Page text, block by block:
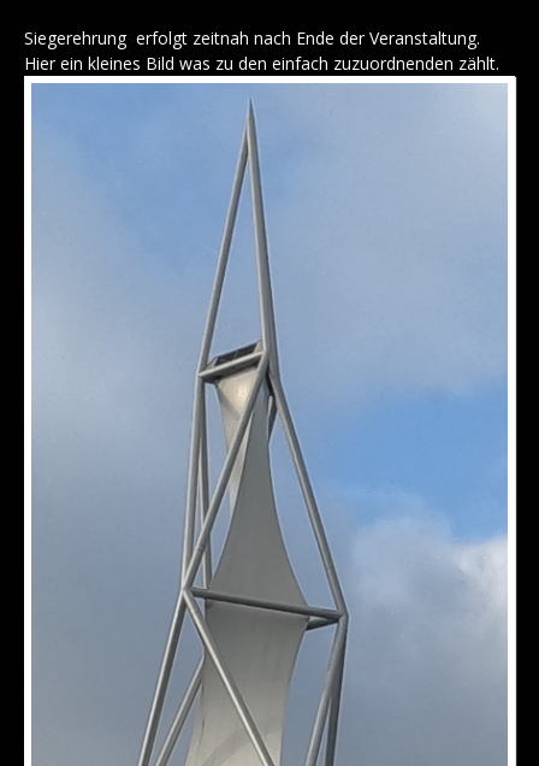
Siegerehrung erfolgt zeitnah nach Ende der Veranstaltung.
Hier ein kleines Bild was zu den einfach zuzuordnenden zählt.